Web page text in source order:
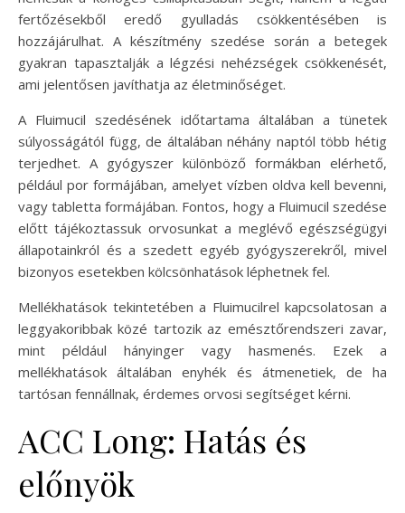
fertőzésekből eredő gyulladás csökkentésében is
hozzájárulhat. A készítmény szedése során a betegek
gyakran tapasztalják a légzési nehézségek csökkenését,
ami jelentősen javíthatja az életminőséget.
A Fluimucil szedésének időtartama általában a tünetek
súlyosságától függ, de általában néhány naptól több hétig
terjedhet. A gyógyszer különböző formákban elérhető,
például por formájában, amelyet vízben oldva kell bevenni,
vagy tabletta formájában. Fontos, hogy a Fluimucil szedése
előtt tájékoztassuk orvosunkat a meglévő egészségügyi
állapotainkról és a szedett egyéb gyógyszerekről, mivel
bizonyos esetekben kölcsönhatások léphetnek fel.
Mellékhatások tekintetében a Fluimucilrel kapcsolatosan a
leggyakoribbak közé tartozik az emésztőrendszeri zavar,
mint például hányinger vagy hasmenés. Ezek a
mellékhatások általában enyhék és átmenetiek, de ha
tartósan fennállnak, érdemes orvosi segítséget kérni.
ACC Long: Hatás és
előnyök